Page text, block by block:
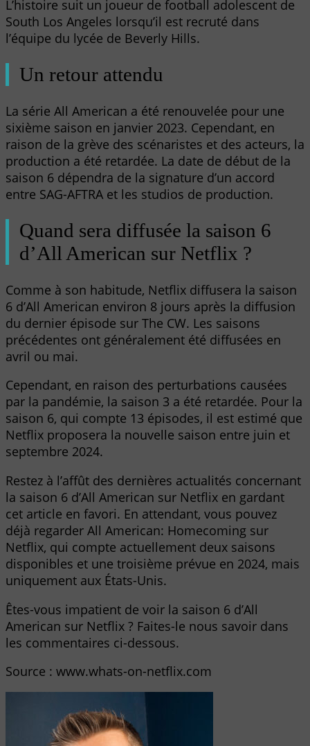
L’histoire suit un joueur de football adolescent de
South Los Angeles lorsqu’il est recruté dans
l’équipe du lycée de Beverly Hills.
Un retour attendu
La série All American a été renouvelée pour une
sixième saison en janvier 2023. Cependant, en
raison de la grève des scénaristes et des acteurs, la
production a été retardée. La date de début de la
saison 6 dépendra de la signature d’un accord
entre SAG-AFTRA et les studios de production.
Quand sera diffusée la saison 6
d’All American sur Netflix ?
Comme à son habitude, Netflix diffusera la saison
6 d’All American environ 8 jours après la diffusion
du dernier épisode sur The CW. Les saisons
précédentes ont généralement été diffusées en
avril ou mai.
Cependant, en raison des perturbations causées
par la pandémie, la saison 3 a été retardée. Pour la
saison 6, qui compte 13 épisodes, il est estimé que
Netflix proposera la nouvelle saison entre juin et
septembre 2024.
Restez à l’affût des dernières actualités concernant
la saison 6 d’All American sur Netflix en gardant
cet article en favori. En attendant, vous pouvez
déjà regarder All American: Homecoming sur
Netflix, qui compte actuellement deux saisons
disponibles et une troisième prévue en 2024, mais
uniquement aux États-Unis.
Êtes-vous impatient de voir la saison 6 d’All
American sur Netflix ? Faites-le nous savoir dans
les commentaires ci-dessous.
Source : www.whats-on-netflix.com